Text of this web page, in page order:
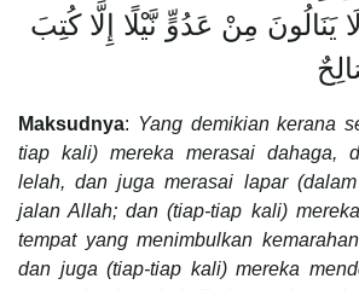
يَنَالُونَ مِنْ عَدُوٍّ نَّيْلًا إِلَّا كُتِبَ
Maksudnya: Yang demikian kerana
tiap kali) mereka merasai dahaga,
lelah, dan juga merasai lapar
jalan Allah; dan (tiap-tiap kali)
tempat yang menimbulkan
dan juga (tiap-tiap kali) mereka